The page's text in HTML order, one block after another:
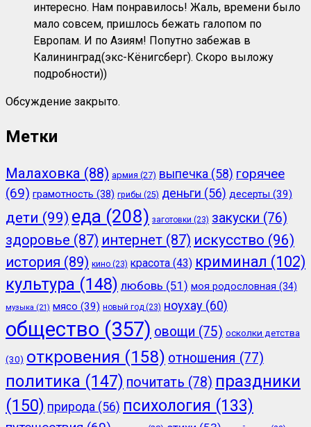
интересно. Нам понравилось! Жаль, времени было
мало совсем, пришлось бежать галопом по
Европам. И по Азиям! Попутно забежав в
Калининград(экс-Кёнигсберг). Скоро выложу
подробности))
Обсуждение закрыто.
Метки
Малаховка (88) армия (27) выпечка (58) горячее
(69) грамотность (38) грибы (25) деньги (56) десерты (39)
дети (99) еда (208) заготовки (23) закуски (76)
здоровье (87) интернет (87) искусство (96)
история (89) кино (23) красота (43) криминал (102)
культура (148) любовь (51) моя родословная (34)
музыка (21) мясо (39) новый год (23) ноухау (60)
общество (357) овощи (75) осколки детства
(30) откровения (158) отношения (77)
политика (147) почитать (78) праздники
(150) природа (56) психология (133)